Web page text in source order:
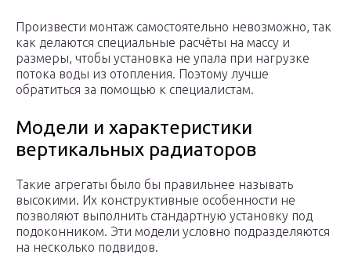
Произвести монтаж самостоятельно невозможно, так
как делаются специальные расчёты на массу и
размеры, чтобы установка не упала при нагрузке
потока воды из отопления. Поэтому лучше
обратиться за помощью к специалистам.
Модели и характеристики
вертикальных радиаторов
Такие агрегаты было бы правильнее называть
высокими. Их конструктивные особенности не
позволяют выполнить стандартную установку под
подоконником. Эти модели условно подразделяются
на несколько подвидов.